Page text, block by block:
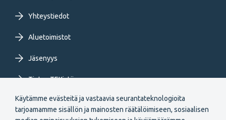
Käytämme evästeitä ja vastaavia seurantateknologioita
tarjoamamme sisällön ja mainosten räätälöimiseen, sosiaalisen
Yhteystiedot
Aluetoimistot
Jäsenyys
Tietoa TEKistä
Extranet